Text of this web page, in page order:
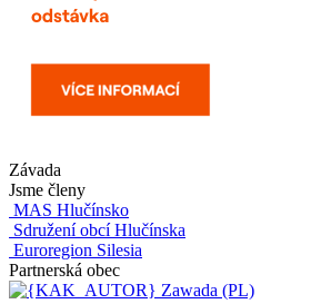
Závada
Jsme členy
MAS Hlučínsko
Sdružení obcí Hlučínska
Euroregion Silesia
Partnerská obec
Zawada (PL)